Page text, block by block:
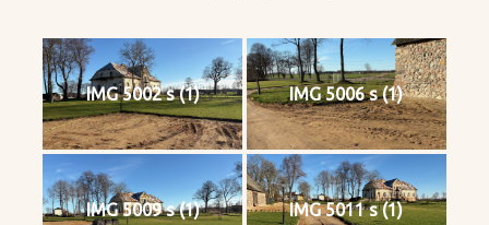
IMG 5002 s (1) IMG 5006 s (1)
IMG 5009 s (1) IMG 5011 s (1)